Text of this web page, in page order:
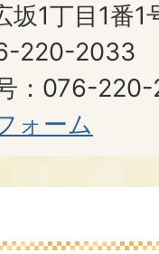
坂1丁目1番1
220-2033
：076-
ォーム